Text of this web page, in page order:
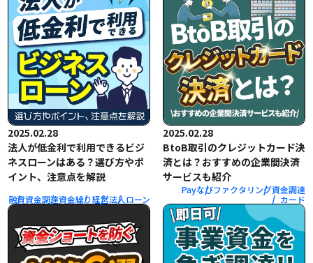
2025.02.28
法人が低金利で利用できるビジ
ネスローンはある？選び方やポ
イント、注意点を解説
融資資金調達資金繰り経営法人ローン
2025.02.28
BtoB取引のクレジットカード決
済とは？おすすめの企業間決済
サービスも紹介
Payなびファクタリング資金調達
カード